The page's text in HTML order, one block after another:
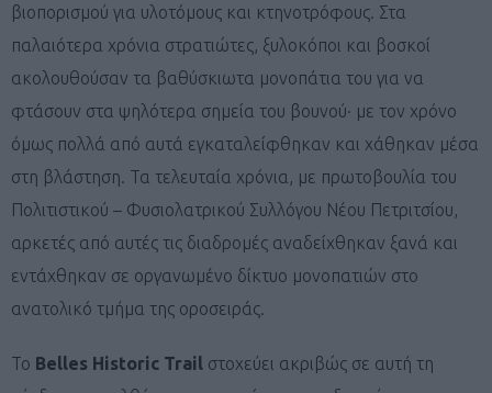
βιοπορισμού για υλοτόμους και κτηνοτρόφους. Στα
παλαιότερα χρόνια στρατιώτες, ξυλοκόποι και βοσκοί
ακολουθούσαν τα βαθύσκιωτα μονοπάτια του για να
φτάσουν στα ψηλότερα σημεία του βουνού· με τον χρόνο
όμως πολλά από αυτά εγκαταλείφθηκαν και χάθηκαν μέσα
στη βλάστηση. Τα τελευταία χρόνια, με πρωτοβουλία του
Πολιτιστικού – Φυσιολατρικού Συλλόγου Νέου Πετριτσίου,
αρκετές από αυτές τις διαδρομές αναδείχθηκαν ξανά και
εντάχθηκαν σε οργανωμένο δίκτυο μονοπατιών στο
ανατολικό τμήμα της οροσειράς.
Το Belles Historic Trail στοχεύει ακριβώς σε αυτή τη